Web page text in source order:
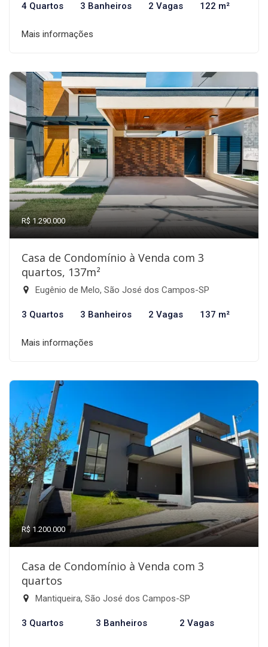
4 Quartos 3 Banheiros 2 Vagas 122 m²
Mais informações
R$ 1.290.000
Casa de Condomínio à Venda com 3
quartos, 137m²
Eugênio de Melo, São José dos Campos-SP
3 Quartos 3 Banheiros 2 Vagas 137 m²
Mais informações
R$ 1.200.000
Casa de Condomínio à Venda com 3
quartos
Mantiqueira, São José dos Campos-SP
3 Quartos 3 Banheiros 2 Vagas